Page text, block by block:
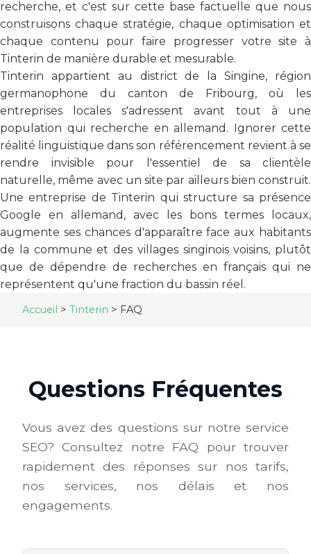
recherche, et c'est sur cette base factuelle que nous
construisons chaque stratégie, chaque optimisation et
chaque contenu pour faire progresser votre site à
Tinterin de manière durable et mesurable.
Tinterin appartient au district de la Singine, région
germanophone du canton de Fribourg, où les
entreprises locales s'adressent avant tout à une
population qui recherche en allemand. Ignorer cette
réalité linguistique dans son référencement revient à se
rendre invisible pour l'essentiel de sa clientèle
naturelle, même avec un site par ailleurs bien construit.
Une entreprise de Tinterin qui structure sa présence
Google en allemand, avec les bons termes locaux,
augmente ses chances d'apparaître face aux habitants
de la commune et des villages singinois voisins, plutôt
que de dépendre de recherches en français qui ne
représentent qu'une fraction du bassin réel.
Accueil > Tinterin > FAQ
Questions Fréquentes
Vous avez des questions sur notre service
SEO? Consultez notre FAQ pour trouver
rapidement des réponses sur nos tarifs,
nos services, nos délais et nos
engagements.